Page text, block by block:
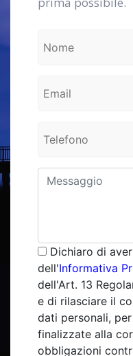
Dichiaro di
dell'Informativa
dell'Art. 13
e di rilasciare il
dati personali,
finalizzate alla
obbligazioni